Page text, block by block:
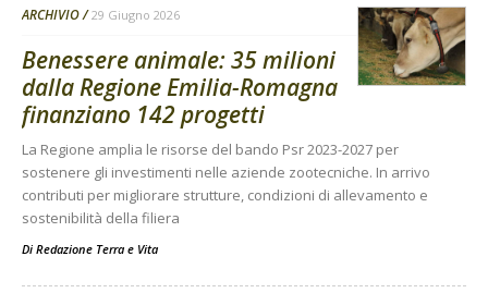
ARCHIVIO 29 Giugno 2026
Benessere animale: 35 milioni
dalla Regione Emilia-Romagna
finanziano 142 progetti
La Regione amplia le risorse del bando Psr 2023-2027 per
sostenere gli investimenti nelle aziende zootecniche. In arrivo
contributi per migliorare strutture, condizioni di allevamento e
sostenibilità della filiera
Di Redazione Terra e Vita